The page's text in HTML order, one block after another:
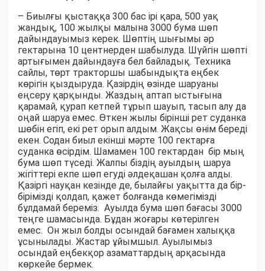
– Биылғы қыстаққа 300 бас ірі қара, 500 уақ
жандық, 100 жылқы малына 3000 бума шөп
дайындауымыз керек. Шөптің шығымы әр
гектарына 10 центнерден шабылуда. Шүйгін шөпті
артығымен дайындауға бел байладық. Техника
сайлы, төрт тракторшы шабындықта еңбек
көрігін қыздыруда. Қазірдің өзінде шаруаны
еңсеру қарқынды. Жаздың аптап ыстығына
қарамай, қурап кетпей тұрып шауып, тасып алу да
оңай шаруа емес. Өткен жылы бірінші рет суданка
шөбін егіп, екі рет орып алдым. Жақсы өнім береді
екен. Содан биыл екінші мәрте 100 гектарға
суданка өсірдім. Шамамен 100 гектардан бір мың
бума шөп түседі. Жалпы біздің ауылдың шаруа
жігіттері екпе шөп егуді әлдеқашан қолға алды.
Қазіргі науқан кезінде де, былайғы уақытта да бір-
бірімізді қолдап, қажет болғанда көмегімізді
бұлдамай береміз. Ауылда бума шөп бағасы 3000
теңге шамасында. Бұдан жоғары көтерілген
емес. Он жыл болды осындай бағамен халыққа
ұсынылады. Жастар ұйымшыл. Ауылымыз
осындай еңбекқор азаматтардың арқасында
көркейе бермек.